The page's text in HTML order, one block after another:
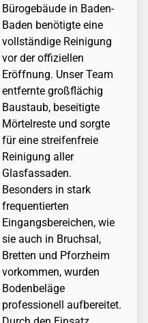
Bürogebäude in Baden-
Baden benötigte eine
vollständige Reinigung
vor der offiziellen
Eröffnung. Unser Team
entfernte großflächig
Baustaub, beseitigte
Mörtelreste und sorgte
für eine streifenfreie
Reinigung aller
Glasfassaden.
Besonders in stark
frequentierten
Eingangsbereichen, wie
sie auch in Bruchsal ,
Bretten und Pforzheim
vorkommen, wurden
Bodenbeläge
professionell aufbereitet.